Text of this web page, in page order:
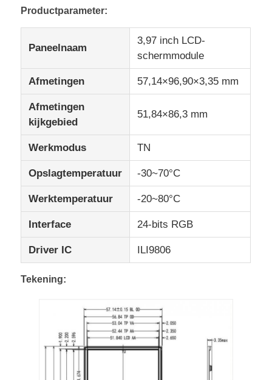
TFT LCD -display
IPS Lcd Vertoning
TFT LCD Touchscreen
draagbare lcd-monitor
OLED-Vertoningsmodule
Autolcd Vertoning
Circulair LCD-scherm
LCD touch screenpaneel
UART LCD-scherm
E-papier display
Productparameter:
Paneelnaam
3,97 inch LCD-
schermmodule
Afmetingen 57,14×96,90×3,35 mm
Afmetingen
kijkgebied
51,84×86,3 mm
Werkmodus TN
Opslagtemperatuur -30~70°C
Werktemperatuur -20~80°C
Interface 24-bits RGB
Driver IC ILI9806
Tekening: